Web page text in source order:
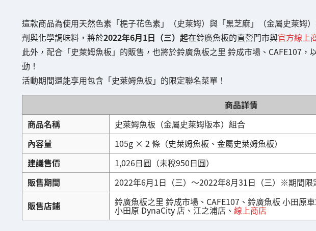
這款商品為使用天然色素「梔子花色素」（史萊姆）與「黑芝麻」（金屬史萊姆
劑與化學調味料，將於2022年6月1日（三）起在鈴廣魚板的直營門市與官方線上
此外，配合「史萊姆魚板」的販售，也將於鈴廣魚板之里 鈴成市場、CAFE107
動！
活動期間還能享用包含「史萊姆魚板」的限定聯名菜單！
商品詳情
商品名稱
史萊姆魚板（金屬史萊姆版本）組合
內容量
105g × 2 條（史萊姆魚板、金屬史萊姆魚板）
建議售價
1,026日圓（未稅950日圓）
販售期間
2022年6月1日（三）～2022年8月31日（三）※期間限
販售店鋪
鈴廣魚板之里 鈴成市場、CAFE107、鈴廣魚板 小田原
小田原 DynaCity 店、江之浦店、 線上商店